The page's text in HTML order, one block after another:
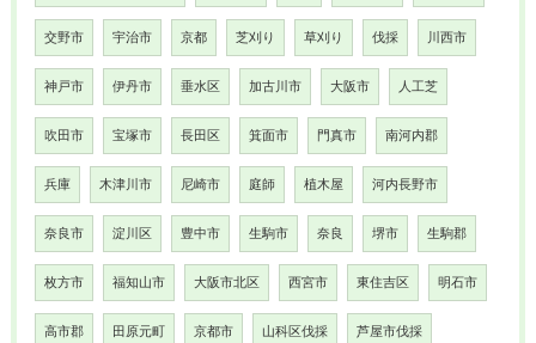
交野市 宇治市 京都 芝刈り 草刈り 伐採 川西市
神戸市 伊丹市 垂水区 加古川市 大阪市 人工芝
吹田市 宝塚市 長田区 箕面市 門真市 南河内郡
兵庫 木津川市 尼崎市 庭師 植木屋 河内長野市
奈良市 淀川区 豊中市 生駒市 奈良 堺市 生駒郡
枚方市 福知山市 大阪市北区 西宮市 東住吉区 明石市
高市郡 田原元町 京都市 山科区伐採 芦屋市伐採